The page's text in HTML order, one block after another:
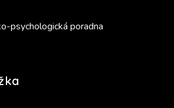
psychologická poradna